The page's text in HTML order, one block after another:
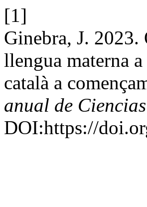
[1]
Ginebra, J. 2023.
llengua materna
català a
anual de
DOI:https://